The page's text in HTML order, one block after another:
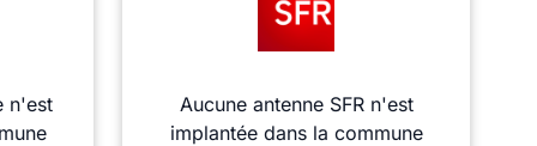
n'est
Aucune antenne SFR n'est
implantée dans la commune